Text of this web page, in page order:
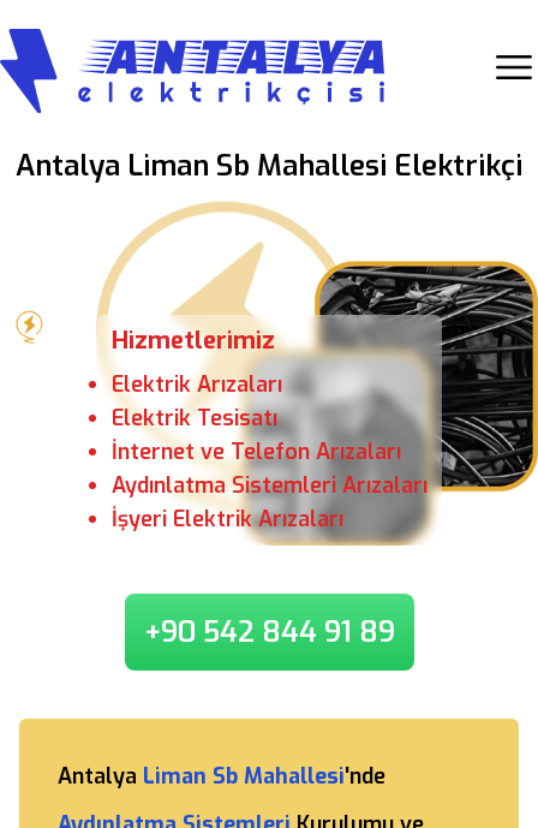
Antalya Liman Sb Mahallesi Elektrikçi
Hizmetlerimiz
Elektrik Arızaları
Elektrik Tesisatı
İnternet ve Telefon Arızaları
Aydınlatma Sistemleri Arızaları
İşyeri Elektrik Arızaları
+90 542 844 91 89
Antalya Liman Sb Mahallesi'nde